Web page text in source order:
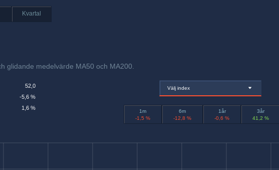
Kvartal
glidande medelvärde MA50 och MA200.
-5,6 %
52,0
1,6 %
Välj index
1m
-1,5 %
6m
-12,8 %
1år
-0,6 %
3år
41,2 %